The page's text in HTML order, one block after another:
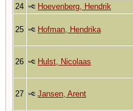
24 Hoevenberg, Hendrik
25 Hofman, Hendrika
26 Hulst, Nicolaas
27 Jansen, Arent